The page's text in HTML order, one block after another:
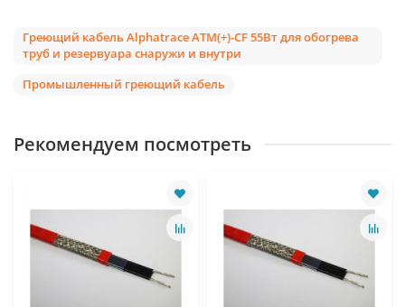
Греющий кабель Alphatrace ATM(+)-CF 55Вт для обогрева
труб и резервуара снаружи и внутри
Промышленный греющий кабель
Рекомендуем посмотреть